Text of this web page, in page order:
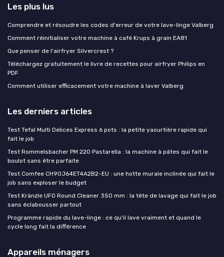
Les plus lus
Comprendre et résoudre les codes d'erreur de votre lave-linge Valberg
Comment réinitialiser votre machine à café Krups à grain EA81
Que penser de l'airfryer Silvercrest ?
Téléchargez gratuitement le livre de recettes pour airfryer Philips en
PDF
Comment utiliser efficacement votre machine à laver Valberg
Les derniers articles
Test Tefal Multi Delices Express 6 pots : la petite yaourtière rapide qui
fait le job
Test Rommelsbacher PM 220 Pastarella : la machine à pâtes qui fait le
boulot sans être parfaite
Test Comfee CH90J64ET4A2B2-EU : une hotte murale inclinée qui fait le
job sans exploser le budget
Test Kränzle UFO Round Cleaner 350 mm : la tête de lavage qui fait le job
sans éclabousser partout
Programme rapide du lave-linge : ce qu'il lave vraiment et quand le
cycle long fait la différence
Appareils ménagers